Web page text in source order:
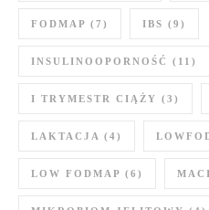
FODMAP (7) IBS (9)
INSULINOOPORNOŚĆ (11)
I TRYMESTR CIĄŻY (3)
LAKTACJA (4)
LOW FODMAP (6)